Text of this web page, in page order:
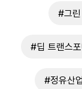
#그
#딥 트랜스
#정유산업